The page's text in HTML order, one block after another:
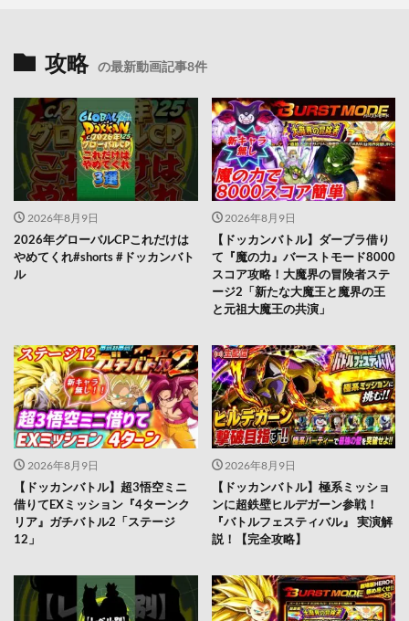
攻略 の最新動画記事8件
2026年8月9日
2026年グローバルCPこれだけは
やめてくれ#shorts #ドッカンバト
ル
2026年8月9日
【ドッカンバトル】ダーブラ借り
て『魔の力』バーストモード8000
スコア攻略！大魔界の冒険者ステ
ージ2「新たな大魔王と魔界の王
と元祖大魔王の共演」
2026年8月9日
【ドッカンバトル】超3悟空ミニ
借りてEXミッション『4ターンク
リア』ガチバトル2「ステージ
12」
2026年8月9日
【ドッカンバトル】極系ミッショ
ンに超鉄壁ヒルデガーン参戦！
『バトルフェスティバル』 実演解
説！【完全攻略】